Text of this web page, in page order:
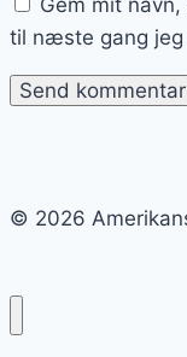
Gem mit
til næste gang jeg
© 2026